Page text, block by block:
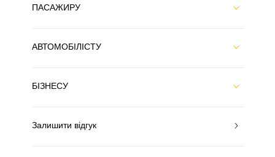
ПАСАЖИРУ
АВТОМОБІЛІСТУ
БІЗНЕСУ
Залишити відгук